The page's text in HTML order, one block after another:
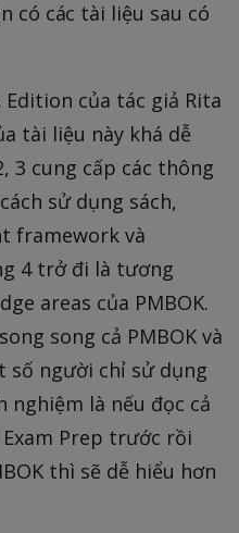
có các tài liệu sau có
Edition của tác giả Rita
tài liệu này khá dễ
3 cung cấp các thông
sử dụng sách,
framework và
4 trở đi là tương
areas của PMBOK.
song cả PMBOK và
số người chỉ sử dụng
nghiệm là nếu đọc cả
Prep trước rồi
thì sẽ dễ hiểu hơn